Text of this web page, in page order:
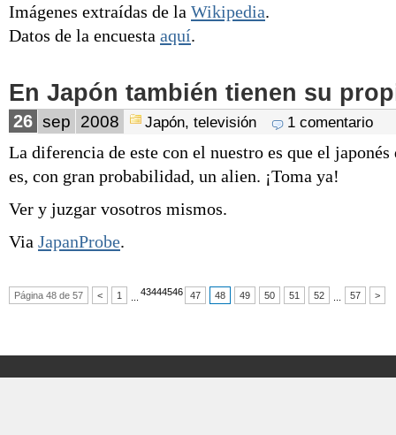
Imágenes extraídas de la Wikipedia.
Datos de la encuesta aquí.
En Japón también tienen su
26 sep 2008 Japón, televisión 1 comentario
La diferencia de este con el nuestro es que el
es, con gran probabilidad, un alien. ¡Toma ya!
Ver y juzgar vosotros mismos.
Via JapanProbe.
Página 48 de 57 < 1 43444546 47 48 49 50 51 52 57 >